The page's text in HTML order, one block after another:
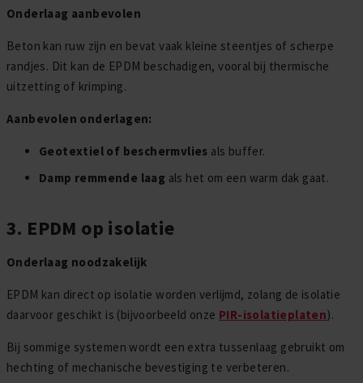
Onderlaag aanbevolen
Beton kan ruw zijn en bevat vaak kleine steentjes of scherpe
randjes. Dit kan de EPDM beschadigen, vooral bij thermische
uitzetting of krimping.
Aanbevolen onderlagen:
Geotextiel of beschermvlies als buffer.
Damp remmende laag als het om een warm dak gaat.
3. EPDM op isolatie
Onderlaag noodzakelijk
EPDM kan direct op isolatie worden verlijmd, zolang de isolatie
daarvoor geschikt is (bijvoorbeeld onze PIR-isolatieplaten).
Bij sommige systemen wordt een extra tussenlaag gebruikt om
hechting of mechanische bevestiging te verbeteren.